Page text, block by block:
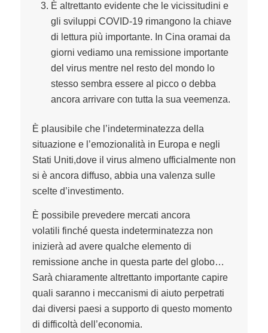
È altrettanto evidente che le vicissitudini e
gli sviluppi COVID-19 rimangono la chiave
di lettura più importante. In Cina oramai da
giorni vediamo una remissione importante
del virus mentre nel resto del mondo lo
stesso sembra essere al picco o debba
ancora arrivare con tutta la sua veemenza.
È plausibile che l’indeterminatezza della
situazione e l’emozionalità in Europa e negli
Stati Uniti,dove il virus almeno ufficialmente non
si è ancora diffuso, abbia una valenza sulle
scelte d’investimento.
È possibile prevedere mercati ancora
volatili finché questa indeterminatezza non
inizierà ad avere qualche elemento di
remissione anche in questa parte del globo…
Sarà chiaramente altrettanto importante capire
quali saranno i meccanismi di aiuto perpetrati
dai diversi paesi a supporto di questo momento
di difficoltà dell’economia.